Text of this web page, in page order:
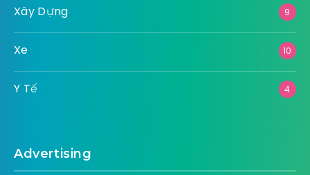
Xây Dựng 9
Xe 10
Y Tế 4
Advertising